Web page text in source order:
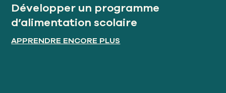
Développer un programme
d’alimentation scolaire
APPRENDRE ENCORE PLUS